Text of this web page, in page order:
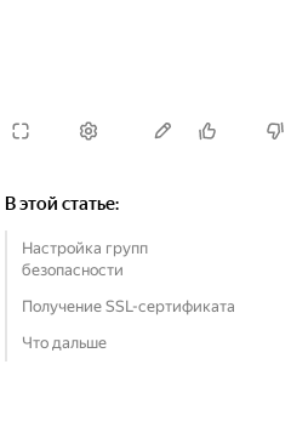
В этой статье:
Настройка групп
безопасности
Получение SSL-сертификата
Что дальше